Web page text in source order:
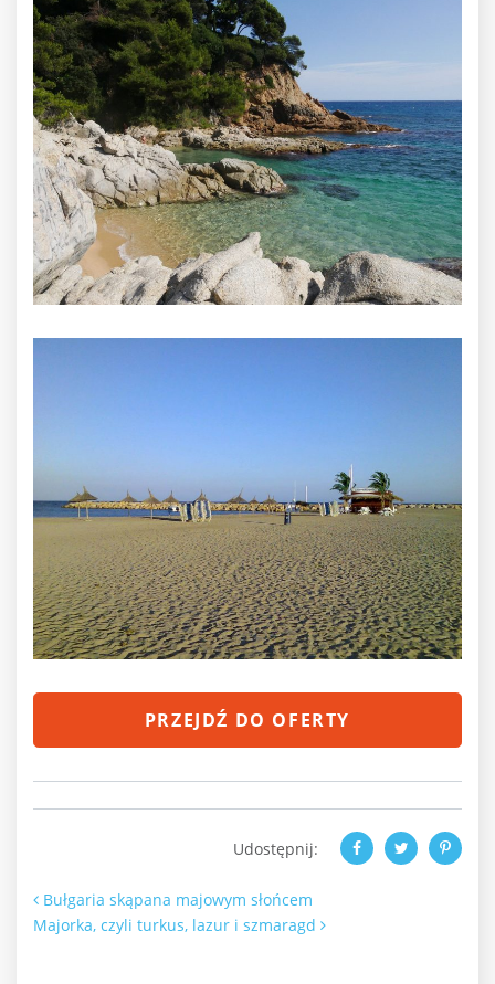
PRZEJDŹ DO OFERTY
Udostępnij:
Nawigacja po artykułach
Bułgaria skąpana majowym słońcem
Majorka, czyli turkus, lazur i szmaragd